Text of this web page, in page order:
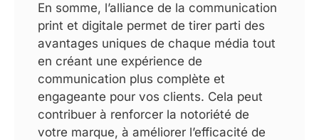
En somme, l’alliance de la communication
print et digitale permet de tirer parti des
avantages uniques de chaque média tout
en créant une expérience de
communication plus complète et
engageante pour vos clients. Cela peut
contribuer à renforcer la notoriété de
votre marque, à améliorer l’efficacité de